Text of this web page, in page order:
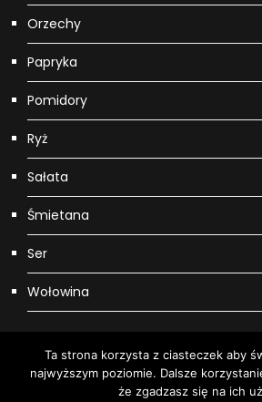
Orzechy
Papryka
Pomidory
Ryż
Sałata
Śmietana
Ser
Wołowina
Wszystkie prawa zastrzeżone. Copyright:
Ta strona korzysta z ciasteczek aby
najwyższym poziomie. Dalsze
że zgadzasz się na ich